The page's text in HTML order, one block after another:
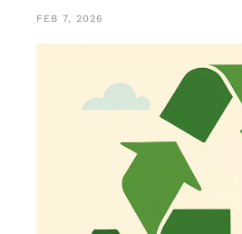
FEB 7, 2026